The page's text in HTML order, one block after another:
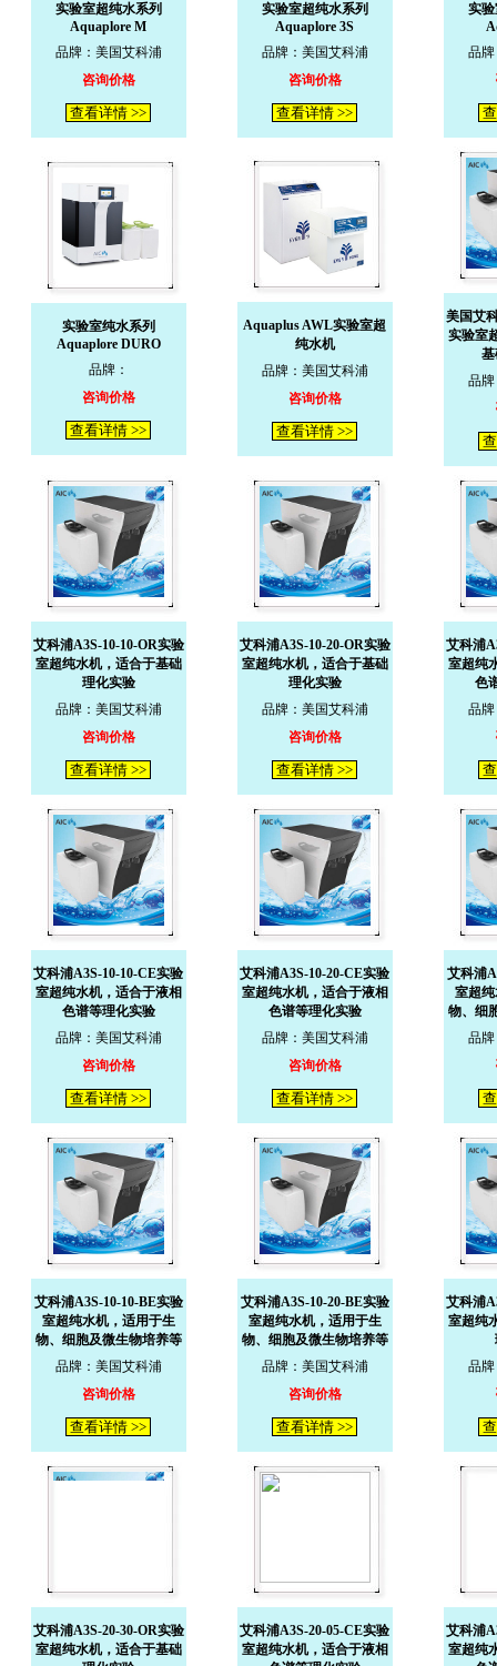
实验室超纯水系列
Aquaplore M
品牌：美国艾科浦
咨询价格
查看详情 >>
实验室超纯水系列
Aquaplore 3S
品牌：美国艾科浦
咨询价格
查看详情 >>
实
品
实验室纯水系列
Aquaplore DURO
品牌：
咨询价格
查看详情 >>
Aquaplus AWL实验室超
纯水机
品牌：美国艾科浦
咨询价格
查看详情 >>
美国艾
实验室
品
艾科浦A3S-10-10-OR实验
室超纯水机，适合于基础
理化实验
品牌：美国艾科浦
咨询价格
查看详情 >>
艾科浦A3S-10-20-OR实验
室超纯水机，适合于基础
理化实验
品牌：美国艾科浦
咨询价格
查看详情 >>
艾科浦
室超纯
色
品
艾科浦A3S-10-10-CE实验
室超纯水机，适合于液相
色谱等理化实验
品牌：美国艾科浦
咨询价格
查看详情 >>
艾科浦A3S-10-20-CE实验
室超纯水机，适合于液相
色谱等理化实验
品牌：美国艾科浦
咨询价格
查看详情 >>
艾科浦
室超
物、细
品
艾科浦A3S-10-10-BE实验
室超纯水机，适用于生
物、细胞及微生物培养等
品牌：美国艾科浦
咨询价格
查看详情 >>
艾科浦A3S-10-20-BE实验
室超纯水机，适用于生
物、细胞及微生物培养等
品牌：美国艾科浦
咨询价格
查看详情 >>
艾科浦
室超纯
品
艾科浦A3S-20-30-OR实验
室超纯水机，适合于基础
艾科浦A3S-20-05-CE实验
室超纯水机，适合于液相
艾科浦
室超纯